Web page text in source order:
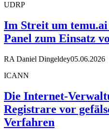
UDRP
Im Streit um temu.ai
Panel zum Einsatz
RA Daniel Dingeldey05.06.2026
ICANN
Die Internet-
Registrare vor
Verfahren